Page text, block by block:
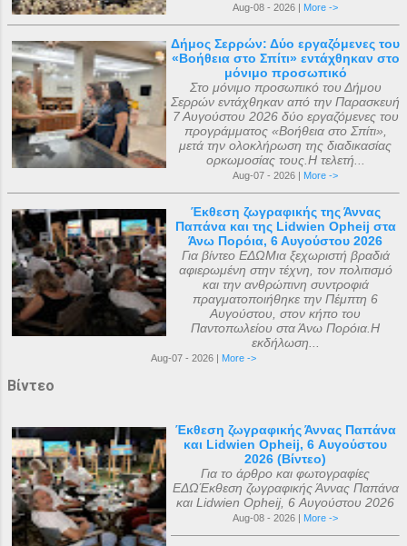
Aug-08 - 2026 | More ->
Δήμος Σερρών: Δύο εργαζόμενες του
«Βοήθεια στο Σπίτι» εντάχθηκαν στο
μόνιμο προσωπικό
Στο μόνιμο προσωπικό του Δήμου
Σερρών εντάχθηκαν από την Παρασκευή
7 Αυγούστου 2026 δύο εργαζόμενες του
προγράμματος «Βοήθεια στο Σπίτι»,
μετά την ολοκλήρωση της διαδικασίας
ορκωμοσίας τους.Η τελετή...
Aug-07 - 2026 | More ->
Έκθεση ζωγραφικής της Άννας
Παπάνα και της Lidwien Opheij στα
Άνω Πορόια, 6 Αυγούστου 2026
Για βίντεο ΕΔΩΜια ξεχωριστή βραδιά
αφιερωμένη στην τέχνη, τον πολιτισμό
και την ανθρώπινη συντροφιά
πραγματοποιήθηκε την Πέμπτη 6
Αυγούστου, στον κήπο του
Παντοπωλείου στα Άνω Πορόια.Η
εκδήλωση...
Aug-07 - 2026 | More ->
Βίντεο
Έκθεση ζωγραφικής Άννας Παπάνα
και Lidwien Opheij, 6 Αυγούστου
2026 (Βίντεο)
Για το άρθρο και φωτογραφίες
ΕΔΩΈκθεση ζωγραφικής Άννας Παπάνα
και Lidwien Opheij, 6 Αυγούστου 2026
Aug-08 - 2026 | More ->